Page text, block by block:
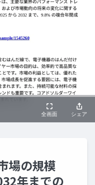
場の規模
年までの